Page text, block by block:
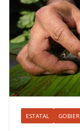
ESTATAL